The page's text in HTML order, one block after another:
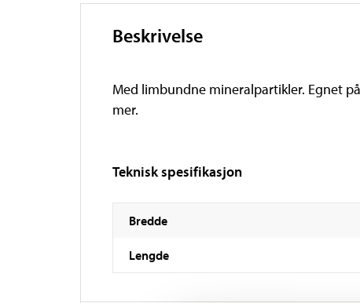
Beskrivelse
Med limbundne mineralpartikler. Egnet
mer.
Teknisk spesifikasjon
Bredde
Lengde